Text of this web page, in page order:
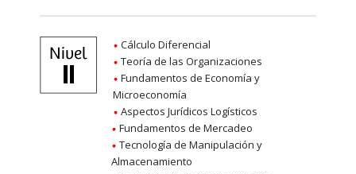
Cálculo Diferencial
Teoría de las Organizaciones
Fundamentos de Economía y
Microeconomía
Aspectos Jurídicos Logísticos
Fundamentos de Mercadeo
Tecnología de Manipulación y
Almacenamiento